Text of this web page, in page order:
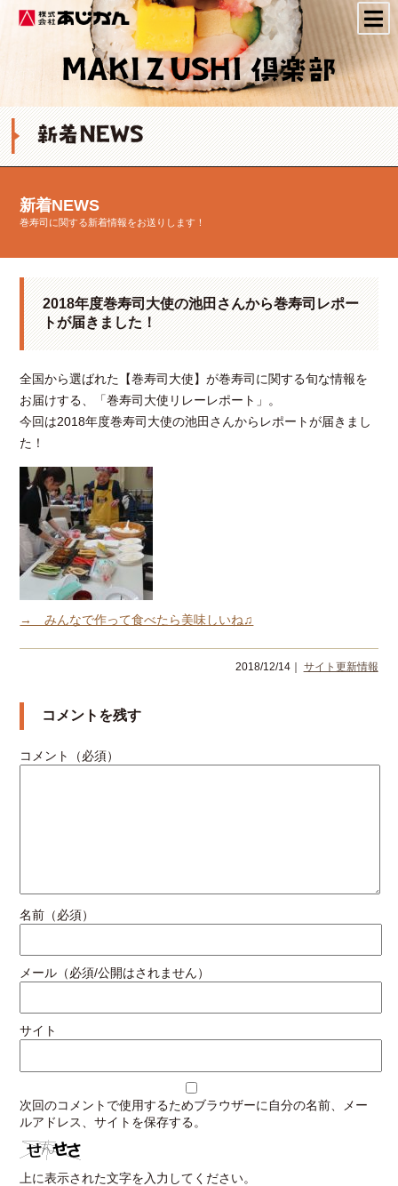
株式会社あじかん
新着NEWS
巻寿司に関する新着情報をお送りします！
2018年度巻寿司大使の池田さんから巻寿司レポー
トが届きました！
全国から選ばれた【巻寿司大使】が巻寿司に関する旬な情報を
お届けする、「巻寿司大使リレーレポート」。
今回は2018年度巻寿司大使の池田さんからレポートが届きまし
た！
→ みんなで作って食べたら美味しいね♫
2018/12/14｜ サイト更新情報
コメントを残す
コメント（必須）
名前（必須）
メール（必須/公開はされません）
サイト
次回のコメントで使用するためブラウザーに自分の名前、メー
ルアドレス、サイトを保存する。
上に表示された文字を入力してください。